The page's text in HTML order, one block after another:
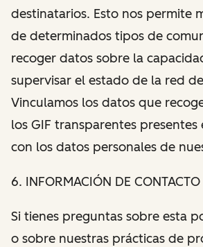
destinatarios. Esto nos permite
de determinados tipos de
recoger datos sobre la
supervisar el estado de la red
Vinculamos los datos que
los GIF transparentes presentes
con los datos personales de
6. INFORMACIÓN DE CONTACTO
Si tienes preguntas sobre esta
o sobre nuestras prácticas de